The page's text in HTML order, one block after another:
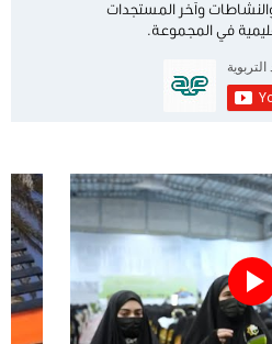
والنشاطات وآخر المستجدات
في المجموعة.